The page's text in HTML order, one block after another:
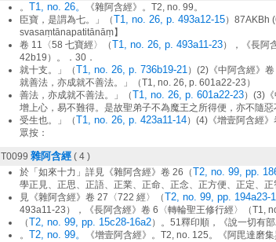
。 T1, no. 26。
《雜阿含經》。T2, no. 99。
臣寶，是謂為七。」（T1, no. 26, p. 493a12-15）87AKBh
svasaṃtānapatitānāṃ】
卷 11〈58 七寶經〉（T1, no. 26, p. 493a11-23），《長阿
42b19）。 ．30．
就十支。」（T1, no. 26, p. 736b19-21）(2)《中阿含經》
就善法，亦成就不善法。」（T1, no. 26, p. 601a22-23）
善法，亦成就不善法。」（T1, no. 26, p. 601a22-23）(3)《
增上心，易不難得。是故聖弟子不為魔王之所得便，亦不隨
受生也。」（T1, no. 26, p. 423a11-14）(4)《增壹阿含經
眾按：
T0099 雜阿含經( 4 )
於「如來十力」詳見《雜阿含經》卷 26（T2, no. 99, pp.
學正見、正思、正語、正業、正命、正念、正方便、正定、
見《雜阿含經》卷 27〈722 經〉（T2, no. 99, pp. 194a23-
493a11-23），《長阿含經》卷 6〈轉輪聖王修行經〉（T1,
（T2, no. 99, pp. 15c28-16a2）。51釋印順，《說一切有
。 T2, no. 99。 《增壹阿含經》。T2, no. 125。《阿毘達磨